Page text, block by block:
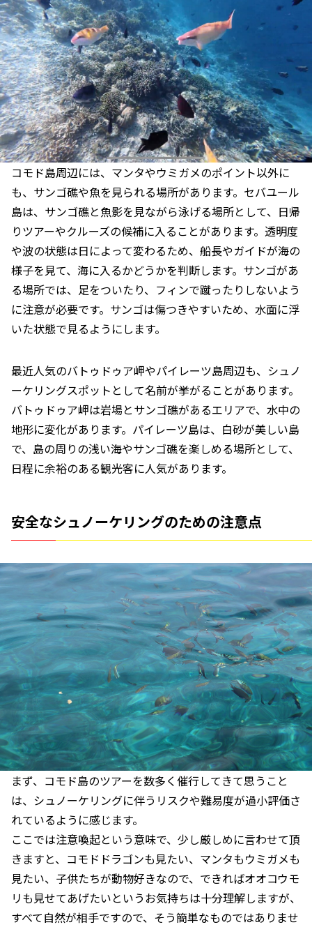
コモド島周辺には、マンタやウミガメのポイント以外に
も、サンゴ礁や魚を見られる場所があります。セバユール
島は、サンゴ礁と魚影を見ながら泳げる場所として、日帰
りツアーやクルーズの候補に入ることがあります。透明度
や波の状態は日によって変わるため、船長やガイドが海の
様子を見て、海に入るかどうかを判断します。サンゴがあ
る場所では、足をついたり、フィンで蹴ったりしないよう
に注意が必要です。サンゴは傷つきやすいため、水面に浮
いた状態で見るようにします。
最近人気のバトゥドゥア岬やパイレーツ島周辺も、シュノ
ーケリングスポットとして名前が挙がることがあります。
バトゥドゥア岬は岩場とサンゴ礁があるエリアで、水中の
地形に変化があります。パイレーツ島は、白砂が美しい島
で、島の周りの浅い海やサンゴ礁を楽しめる場所として、
日程に余裕のある観光客に人気があります。
安全なシュノーケリングのための注意点
まず、コモド島のツアーを数多く催行してきて思うこと
は、シュノーケリングに伴うリスクや難易度が過小評価さ
れているように感じます。
ここでは注意喚起という意味で、少し厳しめに言わせて頂
きますと、コモドドラゴンも見たい、マンタもウミガメも
見たい、子供たちが動物好きなので、できればオオコウモ
リも見せてあげたいというお気持ちは十分理解しますが、
すべて自然が相手ですので、そう簡単なものではありませ